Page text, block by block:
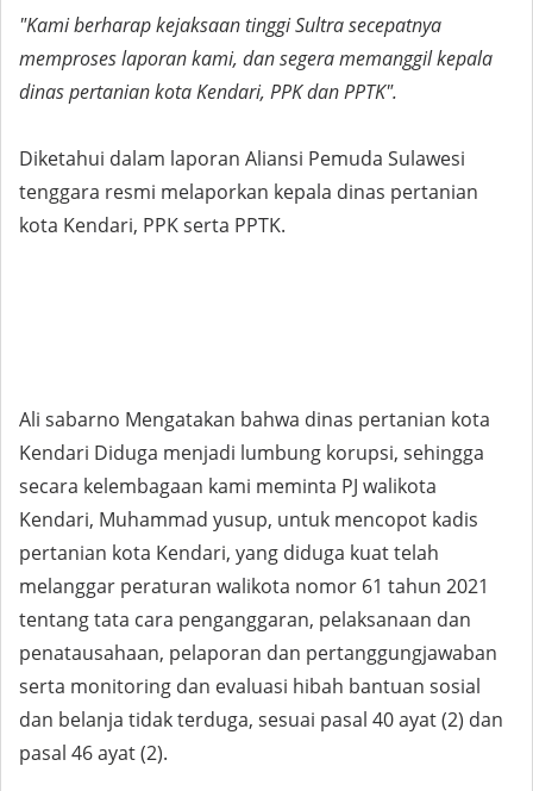
"Kami berharap kejaksaan tinggi Sultra secepatnya
memproses laporan kami, dan segera memanggil kepala
dinas pertanian kota Kendari, PPK dan PPTK".
Diketahui dalam laporan Aliansi Pemuda Sulawesi
tenggara resmi melaporkan kepala dinas pertanian
kota Kendari, PPK serta PPTK.
Ali sabarno Mengatakan bahwa dinas pertanian kota
Kendari Diduga menjadi lumbung korupsi, sehingga
secara kelembagaan kami meminta PJ walikota
Kendari, Muhammad yusup, untuk mencopot kadis
pertanian kota Kendari, yang diduga kuat telah
melanggar peraturan walikota nomor 61 tahun 2021
tentang tata cara penganggaran, pelaksanaan dan
penatausahaan, pelaporan dan pertanggungjawaban
serta monitoring dan evaluasi hibah bantuan sosial
dan belanja tidak terduga, sesuai pasal 40 ayat (2) dan
pasal 46 ayat (2).